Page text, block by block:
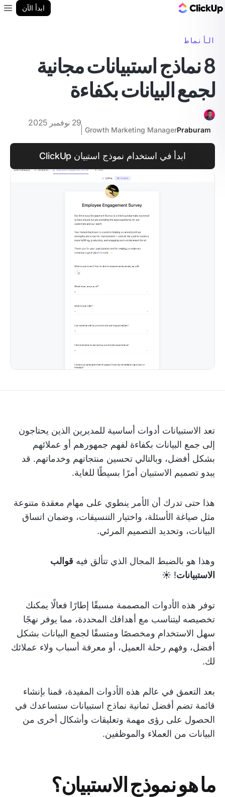
ابدأ الآن
الأنماط
8 نماذج استبيانات مجانية
لجمع البيانات بكفاءة
Praburam
Growth Marketing Manager
29 نوفمبر 2025
ابدأ في استخدام نموذج استبيان ClickUp
تعد الاستبيانات أدوات أساسية للمديرين الذين يحتاجون
إلى جمع البيانات بكفاءة لفهم جمهورهم أو عملائهم
بشكل أفضل، وبالتالي تحسين منتجاتهم وخدماتهم. قد
يبدو تصميم الاستبيان أمرًا بسيطًا للغاية.
هذا حتى تدرك أن الأمر ينطوي على مهام معقدة متنوعة
مثل صياغة الأسئلة، واختيار التنسيقات، وضمان اتساق
البيانات، وتحديد التصميم المرئي.
وهذا هو بالضبط المجال الذي تتألق فيه قوالب
الاستبيانات! ☀️
توفر هذه الأدوات المصممة مسبقًا إطارًا فعالًا يمكنك
تخصيصه ليتناسب مع أهدافك المحددة، مما يوفر نهجًا
سهل الاستخدام ومخصصًا ومتسقًا لجمع البيانات بشكل
أفضل، وفهم رحلة العميل، أو معرفة أسباب ولاء عملائك
لك.
بعد التعمق في عالم هذه الأدوات المفيدة، قمنا بإنشاء
قائمة تضم أفضل ثمانية نماذج استبيانات ستساعدك في
الحصول على رؤى مهمة وتعليقات وأشكال أخرى من
البيانات من العملاء والموظفين.
ما هو نموذج الاستبيان؟